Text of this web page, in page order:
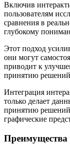
Включив
пользователям
сравнения в
глубокому
Этот подход
они могут
приводит к
принятию
Интеграция
только делает
принятию решений
графические
Преимущества